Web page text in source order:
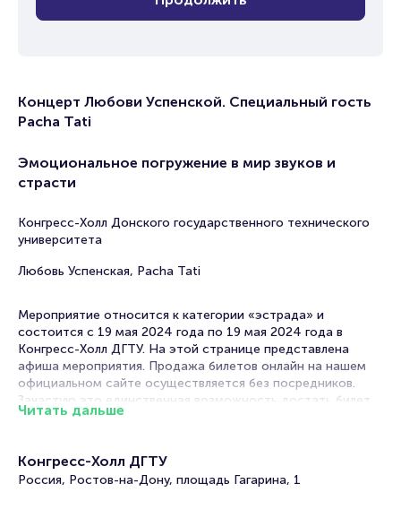
Концерт Любови Успенской. Специальный гость
Pacha Tati
Эмоциональное погружение в мир звуков и
страсти
Конгресс-Холл Донского государственного технического
университета
Любовь Успенская, Pacha Tati
Мероприятие относится к категории «эстрада» и
состоится с 19 мая 2024 года по 19 мая 2024 года в
Конгресс-Холл ДГТУ. На этой странице представлена
афиша мероприятия. Продажа билетов онлайн на нашем
официальном сайте осуществляется без посредников.
Зачастую это единственная возможность достать билет
на концерт.
Специальный гость Pacha Tati
Читать дальше
Конгресс-Холл ДГТУ
Россия, Ростов-на-Дону, площадь Гагарина, 1